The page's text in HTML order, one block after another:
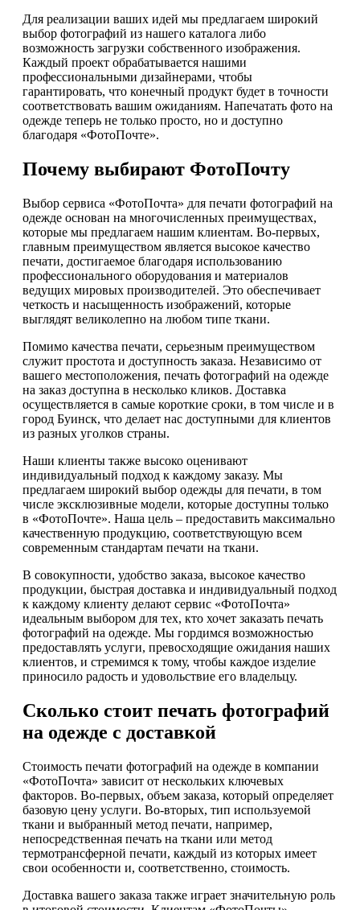
Для реализации ваших идей мы предлагаем широкий
выбор фотографий из нашего каталога либо
возможность загрузки собственного изображения.
Каждый проект обрабатывается нашими
профессиональными дизайнерами, чтобы
гарантировать, что конечный продукт будет в точности
соответствовать вашим ожиданиям. Напечатать фото на
одежде теперь не только просто, но и доступно
благодаря «ФотоПочте».
Почему выбирают ФотоПочту
Выбор сервиса «ФотоПочта» для печати фотографий на
одежде основан на многочисленных преимуществах,
которые мы предлагаем нашим клиентам. Во-первых,
главным преимуществом является высокое качество
печати, достигаемое благодаря использованию
профессионального оборудования и материалов
ведущих мировых производителей. Это обеспечивает
четкость и насыщенность изображений, которые
выглядят великолепно на любом типе ткани.
Помимо качества печати, серьезным преимуществом
служит простота и доступность заказа. Независимо от
вашего местоположения, печать фотографий на одежде
на заказ доступна в несколько кликов. Доставка
осуществляется в самые короткие сроки, в том числе и в
город Буинск, что делает нас доступными для клиентов
из разных уголков страны.
Наши клиенты также высоко оценивают
индивидуальный подход к каждому заказу. Мы
предлагаем широкий выбор одежды для печати, в том
числе эксклюзивные модели, которые доступны только
в «ФотоПочте». Наша цель – предоставить максимально
качественную продукцию, соответствующую всем
современным стандартам печати на ткани.
В совокупности, удобство заказа, высокое качество
продукции, быстрая доставка и индивидуальный подход
к каждому клиенту делают сервис «ФотоПочта»
идеальным выбором для тех, кто хочет заказать печать
фотографий на одежде. Мы гордимся возможностью
предоставлять услуги, превосходящие ожидания наших
клиентов, и стремимся к тому, чтобы каждое изделие
приносило радость и удовольствие его владельцу.
Сколько стоит печать фотографий
на одежде с доставкой
Стоимость печати фотографий на одежде в компании
«ФотоПочта» зависит от нескольких ключевых
факторов. Во-первых, объем заказа, который определяет
базовую цену услуги. Во-вторых, тип используемой
ткани и выбранный метод печати, например,
непосредственная печать на ткани или метод
термотрансферной печати, каждый из которых имеет
свои особенности и, соответственно, стоимость.
Доставка вашего заказа также играет значительную роль